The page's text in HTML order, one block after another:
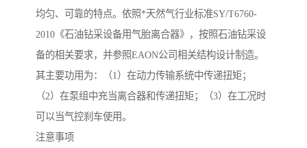
均匀、可靠的特点。依照*天然气行业标准SY/T6760-
2010《石油钻采设备用气胎离合器》，按照石油钻采设
备的相关要求，并参照EAON公司相关结构设计制造。
其主要功用为：（1）在动力传输系统中传递扭矩；
（2）在泵组中充当离合器和传递扭矩；（3）在工况时
可以当气控刹车使用。
注意事项